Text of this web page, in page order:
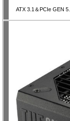
ATX 3.1＆PCIe GEN